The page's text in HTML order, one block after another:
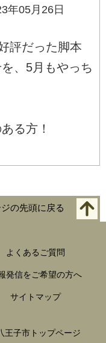
年05月26日
評だった脚本
、5月もやっち
る方！
の先頭に戻る
よくあるご質問
発信をご希望の方へ
サイトマップ
王子市トップページ